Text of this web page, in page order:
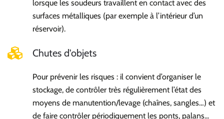
lorsque les soudeurs travaillent en contact avec des
surfaces métalliques (par exemple à l’intérieur d’un
réservoir).
Chutes d'objets
Pour prévenir les risques : il convient d’organiser le
stockage, de contrôler très régulièrement l’état des
moyens de manutention/levage (chaînes, sangles…) et
de faire contrôler périodiquement les ponts, palans...